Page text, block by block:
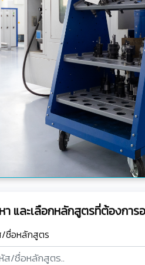
า และเลือกหลักสูตรที่ต้องการ
ชื่อหลักสูตร